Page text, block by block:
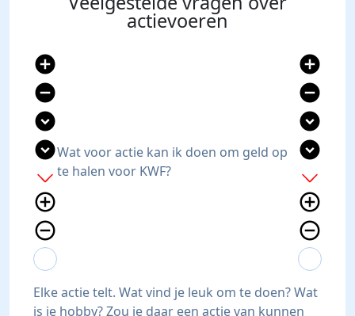
actievoeren
add_circle
remove_circle
expand_circle_down
expand_circle_down
add
add_circle_outline
remove_circle_outline
expand_more
expand_less
Wat voor actie kan ik doen om geld op
te halen voor KWF?
add_circle
remove_circle
expand_circle_down
expand_circle_down
add
add_circle_outline
remove_circle_outline
expand_more
expand_less
Elke actie telt. Wat vind je leuk om te doen? Wat
is je hobby? Zou je daar een actie van kunnen